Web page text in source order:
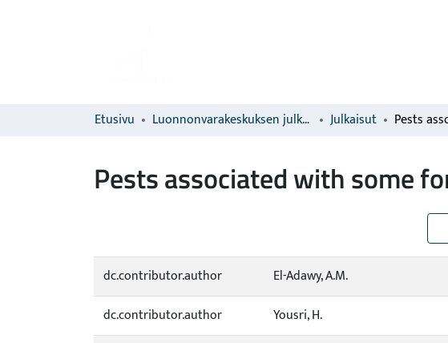
Etusivu Luonnonvarakeskuksen julkaisut Julkaisut
Pests associated with some
dc.contributor.author El-Adawy, A.M.
dc.contributor.author
Yousri, H.